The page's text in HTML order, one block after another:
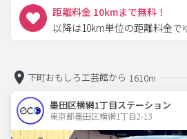
距離料金 10kmまで無料！
以降は10km単位の距離料金で
下町おもしろ工芸館から 1610m
墨田区横網1丁目ステーション
東京都墨田区横網1丁目2-13